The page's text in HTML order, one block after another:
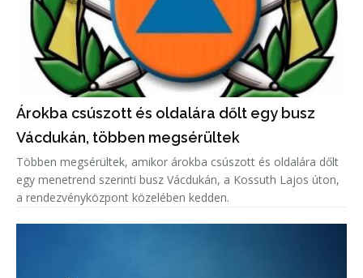
Árokba csúszott és oldalára dőlt egy busz
Vácdukán, többen megsérültek
Többen megsérültek, amikor árokba csúszott és oldalára dőlt
egy menetrend szerinti busz Vácdukán, a Kossuth Lajos úton,
a rendezvényközpont közelében kedden.